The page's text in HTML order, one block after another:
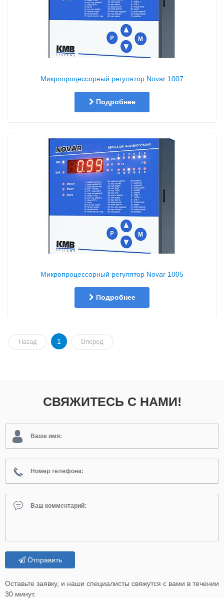
Микропроцессорный регулятор Novar 1007
Подробнее
Микропроцессорный регулятор Novar 1005
Подробнее
Назад 1 Вперед
СВЯЖИТЕСЬ С НАМИ!
Отправить
Оставьте заявку, и наши специалисты свяжутся с вами в течении
30 минут.